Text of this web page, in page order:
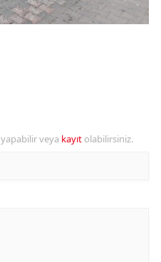
yapabilir veya kayıt olabilirsiniz.